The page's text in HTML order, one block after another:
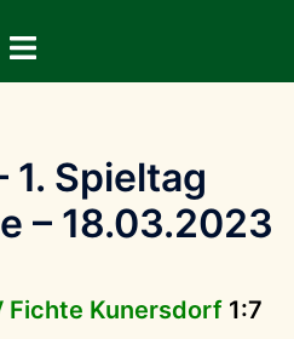
Menü
1. Spieltag
– 18.03.2023
Fichte Kunersdorf 1:7